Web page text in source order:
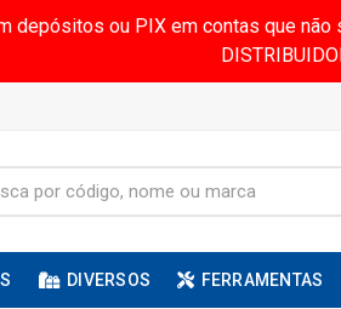
depósitos ou PIX em contas que
DIVERSOS FERRAMENTAS